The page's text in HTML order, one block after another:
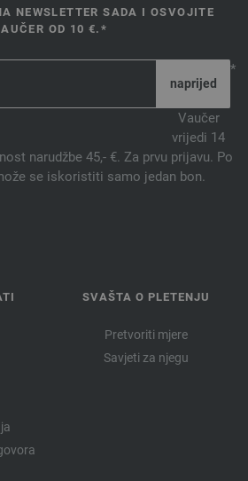
NEWSLETTER SADA I OSVOJITE
OD 10 €.*
*
Vaučer
vrijedi 14
narudžbe 45,- €. Za prvu prijavu. Po
se iskoristiti samo jedan bon.
SVAŠTA O PLETENJU
Pretvoriti mjere
Savjeti za njegu